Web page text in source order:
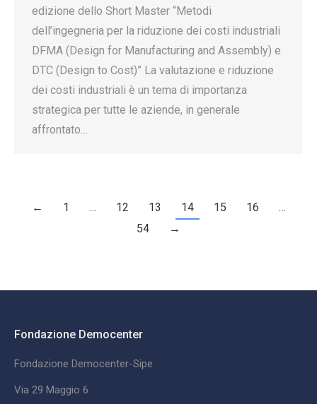
edizione dello Short Master “Metodi
dell’ingegneria per la riduzione dei costi industriali
DFMA (Design for Manufacturing and Assembly) e
DTC (Design to Cost)” La valutazione e riduzione
dei costi industriali è un tema di importanza
strategica per tutte le aziende, in generale
affrontato…
← 1 … 12 13 14 15 16
…
54
→
Fondazione Democenter
Fondazione Democenter-Sipe
Via 29 Maggio 6